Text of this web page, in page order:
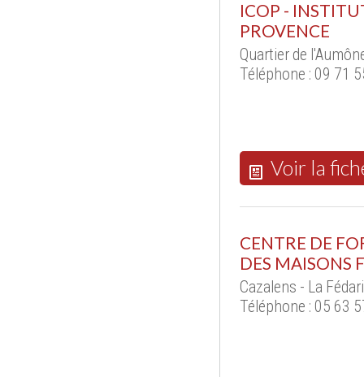
ICOP -
PROVENCE
Quartier de
Téléphone : 09 71
Voir la
CENTRE DE
DES MAISONS
Cazalens - La
Téléphone : 05 63